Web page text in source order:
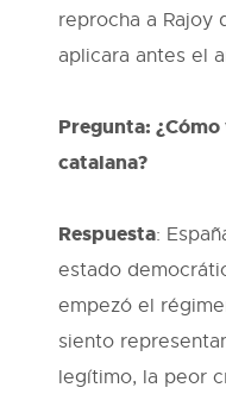
reprocha a Rajoy
aplicara antes el
Pregunta:
catalana?
Respuesta:
estado
empezó el
siento
legítimo, la peor